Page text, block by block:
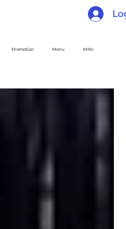
Promotion Menu MINI